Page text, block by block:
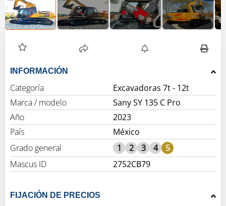
INFORMACIÓN
Categoría
Excavadoras 7t - 12t
Marca / modelo
Sany SY 135 C Pro
Año
2023
País
México
Grado general
1 2 3 4
5
Mascus ID
2752CB79
FIJACIÓN DE PRECIOS